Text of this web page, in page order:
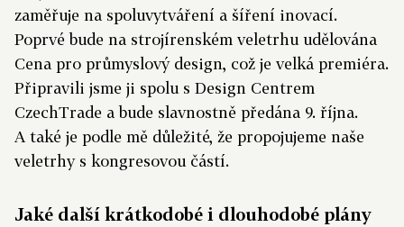
zaměřuje na spoluvytváření a šíření inovací.
Poprvé bude na strojírenském veletrhu udělována
Cena pro průmyslový design, což je velká premiéra.
Připravili jsme ji spolu s Design Centrem
CzechTrade a bude slavnostně předána 9. října.
A také je podle mě důležité, že propojujeme naše
veletrhy s kongresovou částí.
Jaké další krátkodobé i dlouhodobé plány